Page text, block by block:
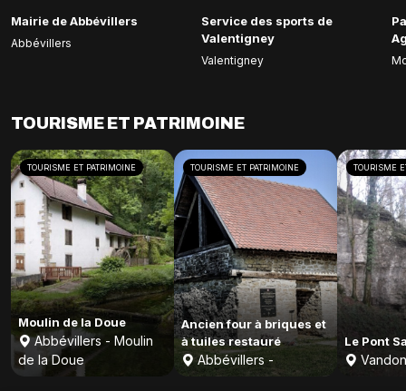
Mairie de Abbévillers
Abbévillers
Service des sports de
Valentigney
Valentigney
TOURISME ET PATRIMOINE
TOURISME ET PATRIMOINE
Moulin de la Doue
Abbévillers - Moulin
de la Doue
TOURISME ET PATRIMOINE
Ancien four à briques et
à tuiles restauré
Abbévillers -
TOURISME
Le Pont